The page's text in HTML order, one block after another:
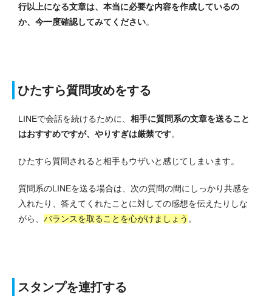
行以上になる文章は、本当に必要な内容を作成しているの
か、今一度確認してみてください。
ひたすら質問攻めをする
LINEで会話を続けるために、 相手に質問系の文章を送ること
はおすすめですが、やりすぎは厳禁です。
ひたすら質問されると相手もウザいと感じてしまいます。
質問系のLINEを送る場合は、次の質問の間にしっかり共感を
入れたり、答えてくれたことに対しての感想を伝えたりしな
がら、 バランスを取ることを心がけましょう 。
スタンプを連打する